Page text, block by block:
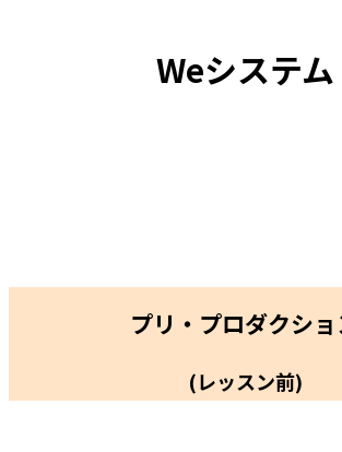
Weシステム
プリ・プロダクショ
(レッスン前)